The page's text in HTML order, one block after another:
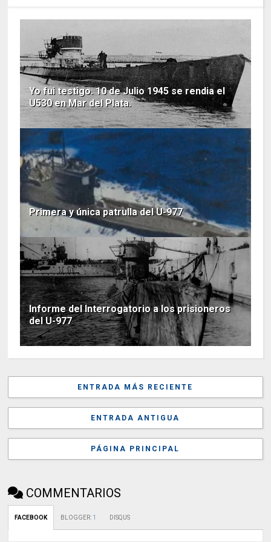
Yo fui testigo. 10 de Julio 1945 se rendia el
U530 en Mar del Plata.
Primera y única patrulla del U-977
Informe del Interrogatorio a los prisioneros
del U-977
ENTRADA MÁS RECIENTE
ENTRADA ANTIGUA
PÁGINA PRINCIPAL
COMMENTARIOS
FACEBOOK BLOGGER: 1 DISQUS